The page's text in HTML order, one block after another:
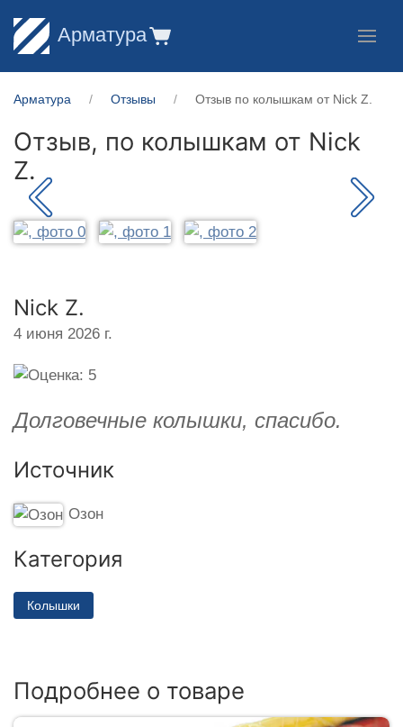
Арматура
Арматура Отзывы Отзыв по колышкам от Nick Z.
Отзыв, по колышкам от Nick
Z.
Nick Z.
4 июня 2026 г.
Долговечные колышки, спасибо.
Источник
Озон
Категория
Колышки
Подробнее о товаре